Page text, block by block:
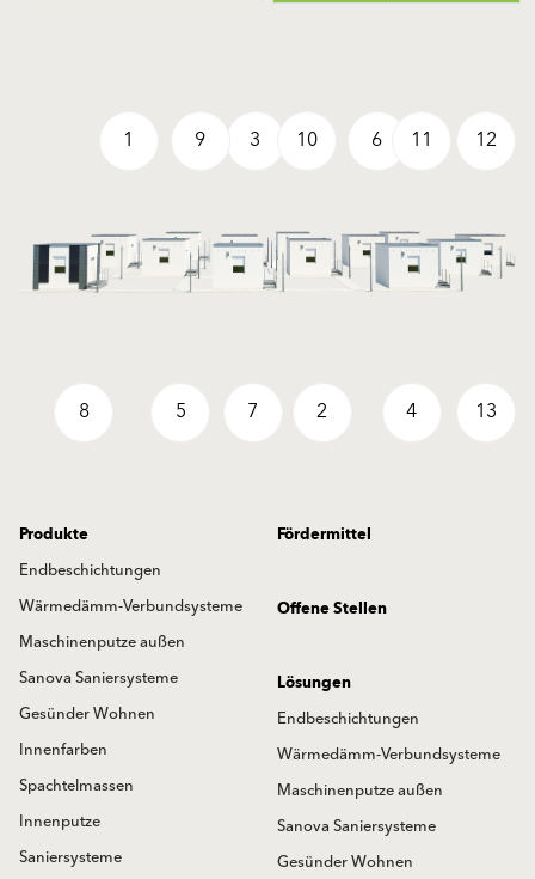
1
2
3
4
5
6
7
8
9 10 11 12
13
Produkte
Endbeschichtungen
Wärmedämm-Verbundsysteme
Maschinenputze außen
Sanova Saniersysteme
Gesünder Wohnen
Innenfarben
Spachtelmassen
Innenputze
Saniersysteme
Fördermittel
Offene Stellen
Lösungen
Endbeschichtungen
Wärmedämm-Verbundsysteme
Maschinenputze außen
Sanova Saniersysteme
Gesünder Wohnen